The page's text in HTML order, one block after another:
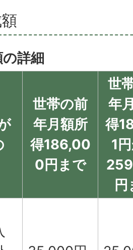
詳細
世帯の前
年月額所
得186,00
0円まで
世
年
得
1